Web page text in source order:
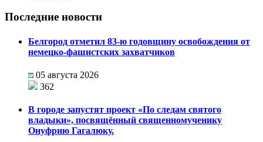
Последние новости
Белгород отметил 83-ю годовщину освобождения от
немецко-фашистских захватчиков
05 августа 2026
362
В городе запустят проект «По следам святого
владыки», посвящённый священномученику
Онуфрию Гагалюку.